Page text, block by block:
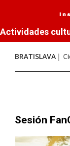
Actividades
BRATISLAVA
Sesión